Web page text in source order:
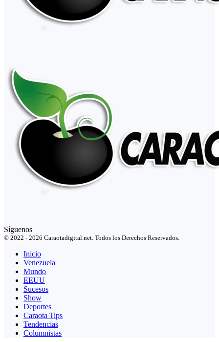
Síguenos
© 2022 - 2026 Caraotadigital.net. Todos los Derechos Reservados.
Inicio
Venezuela
Mundo
EEUU
Sucesos
Show
Deportes
Caraota Tips
Tendencias
Columnistas